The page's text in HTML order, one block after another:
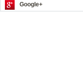
Google+